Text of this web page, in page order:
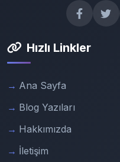
Hızlı Linkler
Ana Sayfa
Blog Yazıları
Hakkımızda
İletişim